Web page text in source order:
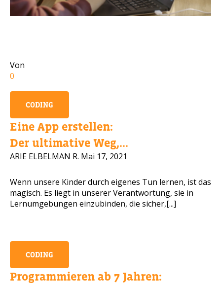
Von
0
CODING
Eine App erstellen:
Der ultimative Weg,...
ARIE ELBELMAN R. Mai 17, 2021
Wenn unsere Kinder durch eigenes Tun lernen, ist das
magisch. Es liegt in unserer Verantwortung, sie in
Lernumgebungen einzubinden, die sicher,[...]
CODING
Programmieren ab 7 Jahren:
Handynummer
BITTE KONTAKTIEREN SIE MICH